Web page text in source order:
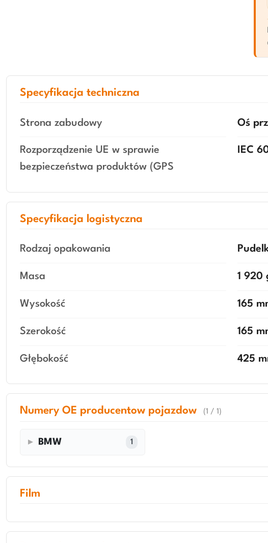
Specyfikacja techniczna
Strona zabudowy Oś
Rozporządzenie UE w sprawie
bezpieczeństwa produktów (GPS
IEC
Specyfikacja logistyczna
Rodzaj opakowania
Masa 1 920
Wysokość 165
Szerokość 165
Głębokość 425
Numery OE producentow pojazdow (1 / 1)
BMW 1
Film